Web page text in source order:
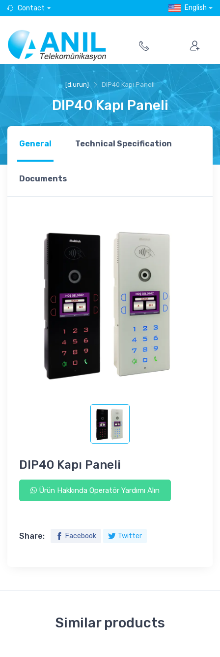
Contact English
[d:urun] DIP40 Kapı Paneli
DIP40 Kapı Paneli
General Technical Specification
Documents
DIP40 Kapı Paneli
Ürün Hakkında Operatör Yardımı Alın
Share: Facebook Twitter
Similar products